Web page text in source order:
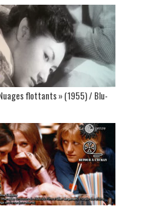
flottants » (1955) / Blu-